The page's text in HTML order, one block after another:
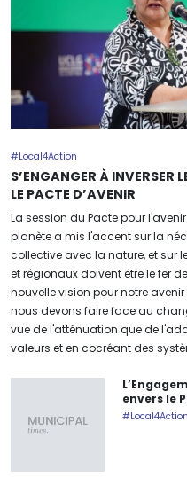
#Local4Action
S’ENGANGER À INVERSER
LE PACTE D’AVENIR
La session du Pacte pour
planète a mis l'accent sur la
collective avec la nature, et sur
et régionaux doivent être le fer
nouvelle vision pour notre
nous devons faire face au
vue de l'atténuation que de
valeurs et en cocréant des
envers le
#Local4Action